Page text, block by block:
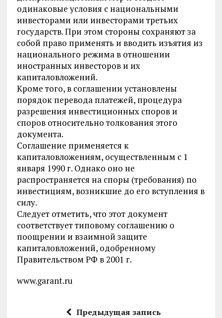
одинаковые условия с национальными
инвесторами или инвесторами третьих
государств. При этом стороны сохраняют за
собой право применять и вводить изъятия из
национального режима в отношении
иностранных инвесторов и их
капиталовложений.
Кроме того, в соглашении установлены
порядок перевода платежей, процедура
разрешения инвестиционных споров и
споров относительно толкования этого
документа.
Соглашение применяется к
капиталовложениям, осуществленным с 1
января 1990 г. Однако оно не
распространяется на споры (требования) по
инвестициям, возникшие до его вступления в
силу.
Следует отметить, что этот документ
соответствует типовому соглашению о
поощрении и взаимной защите
капиталовложений, одобренному
Правительством РФ в 2001 г.
www.garant.ru
Предыдущая запись